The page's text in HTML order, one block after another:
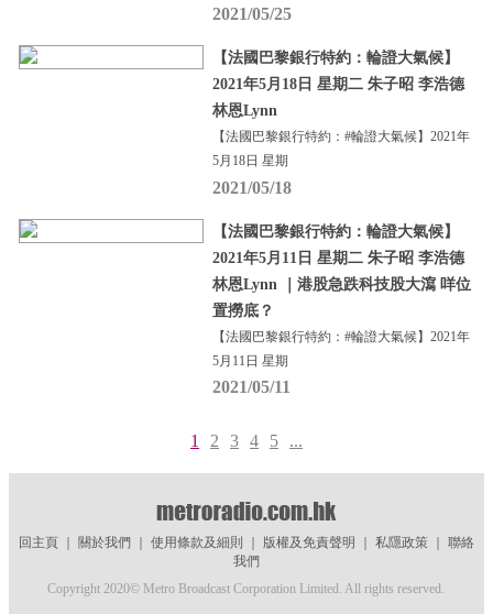
2021/05/25
【法國巴黎銀行特約：輪證大氣候】
2021年5月18日 星期二 朱子昭 李浩德
林恩Lynn
【法國巴黎銀行特約：#輪證大氣候】2021年
5月18日 星期
2021/05/18
【法國巴黎銀行特約：輪證大氣候】
2021年5月11日 星期二 朱子昭 李浩德
林恩Lynn ｜港股急跌科技股大瀉 咩位
置撈底？
【法國巴黎銀行特約：#輪證大氣候】2021年
5月11日 星期
2021/05/11
1 2 3 4 5 ...
回主頁｜ 關於我們 使用條款及細則 版權及免責聲明 私隱政策｜ 聯絡
我們
Copyright 2020© Metro Broadcast Corporation Limited. All rights reserved.